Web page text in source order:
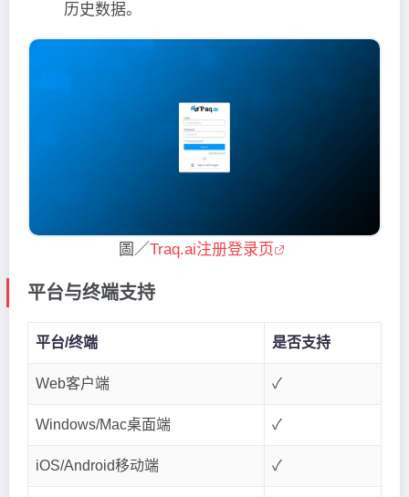
历史数据。
圖／Traq.ai注册登录页
平台与终端支持
平台/终端 是否支持
Web客户端 ✓
Windows/Mac桌面端 ✓
iOS/Android移动端 ✓